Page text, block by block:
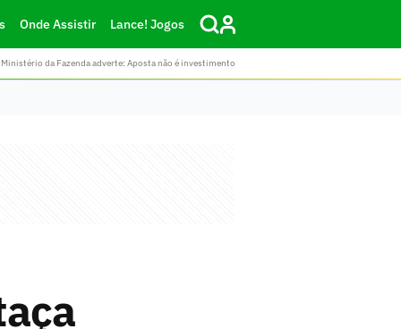
Onde Assistir Lance! Jogos
da Fazenda adverte: Aposta não é investimento